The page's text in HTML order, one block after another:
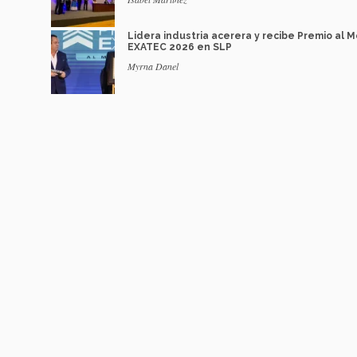
Lidera industria acerera y recibe Premio al
EXATEC 2026 en SLP
Myrna Danel